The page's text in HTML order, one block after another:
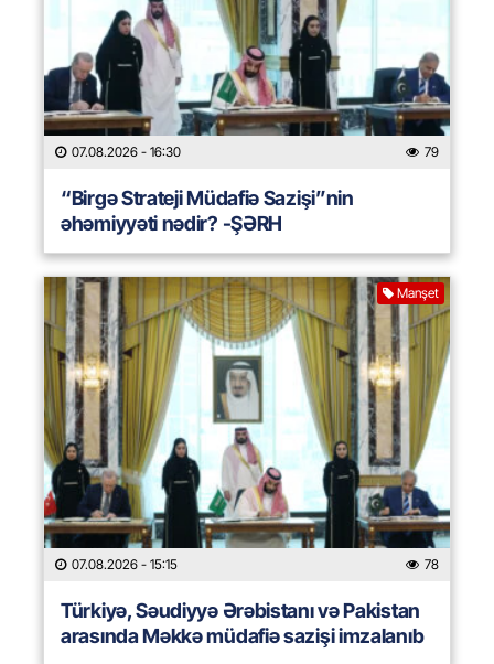
07.08.2026 - 16:30 79
“Birgə Strateji Müdafiə Sazişi”nin
əhəmiyyəti nədir? -ŞƏRH
Manşet
07.08.2026 - 15:15 78
Türkiyə, Səudiyyə Ərəbistanı və Pakistan
arasında Məkkə müdafiə sazişi imzalanıb